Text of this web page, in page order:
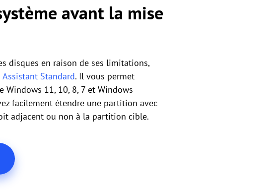
avant la mise
disques en raison de ses limitations,
Standard. Il vous permet
Windows 11, 10, 8, 7 et Windows
facilement étendre une partition avec
adjacent ou non à la partition cible.